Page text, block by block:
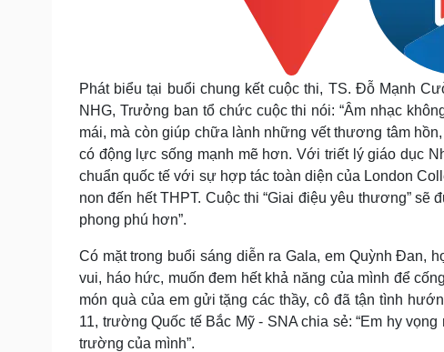
Phát biểu tại buổi chung kết cuộc thi, TS. Đỗ Mạnh
NHG, Trưởng ban tổ chức cuộc thi nói: “Âm nhạc
mái, mà còn giúp chữa lành những vết thương tâm
có động lực sống mạnh mẽ hơn. Với triết lý giáo dục
chuẩn quốc tế với sự hợp tác toàn diện của London
non đến hết THPT. Cuộc thi “Giai điệu yêu thương”
phong phú hơn”.
Có mặt trong buổi sáng diễn ra Gala, em Quỳnh Đan,
vui, háo hức, muốn đem hết khả năng của mình để
món quà của em gửi tặng các thầy, cô đã tận tình
11, trường Quốc tế Bắc Mỹ - SNA chia sẻ: “Em hy
trường của mình”.